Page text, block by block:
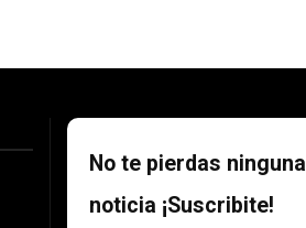
No te pierdas ninguna
noticia ¡Suscribite!